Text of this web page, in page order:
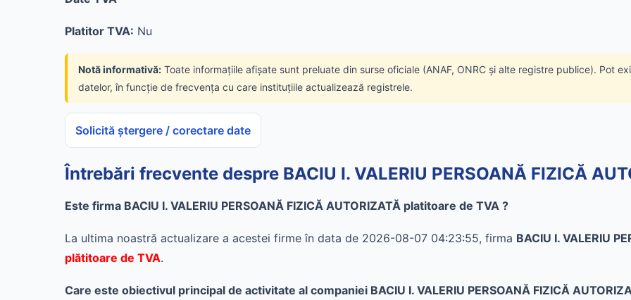
Platitor TVA: Nu
Notă informativă: Toate informațiile afișate sunt preluate din surse oficiale (ANAF, ONRC și alte registre publice). Pot
datelor, în funcție de frecvența cu care instituțiile actualizează registrele.
Solicită ștergere / corectare date
Întrebări frecvente despre BACIU I. VALERIU PERSOANĂ FIZICĂ
Este firma BACIU I. VALERIU PERSOANĂ FIZICĂ AUTORIZATĂ platitoare de TVA ?
La ultima noastră actualizare a acestei firme în data de 2026-08-07 04:23:55, firma BACIU I. VALERIU
plătitoare de TVA.
Care este obiectivul principal de activitate al companiei BACIU I. VALERIU PERSOANĂ FIZICĂ